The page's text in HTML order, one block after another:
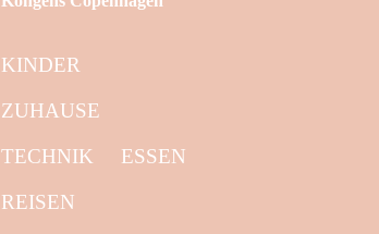
KINDER
ZUHAUSE
TECHNIK
ESSEN
REISEN